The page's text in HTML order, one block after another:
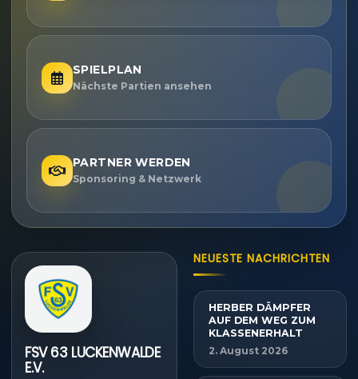
SPIELPLAN
Nächste Partien ansehen
PARTNER WERDEN
Sponsoring & Netzwerk
FSV 63 LUCKENWALDE
E.V.
NEUESTE NACHRICHTEN
HERBER DÄMPFER
AUF DEM WEG ZUM
KLASSENERHALT
2. August 2026